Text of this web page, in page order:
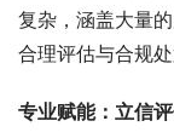
复杂，涵盖大量
合理评估与合规
专业赋能： 立信